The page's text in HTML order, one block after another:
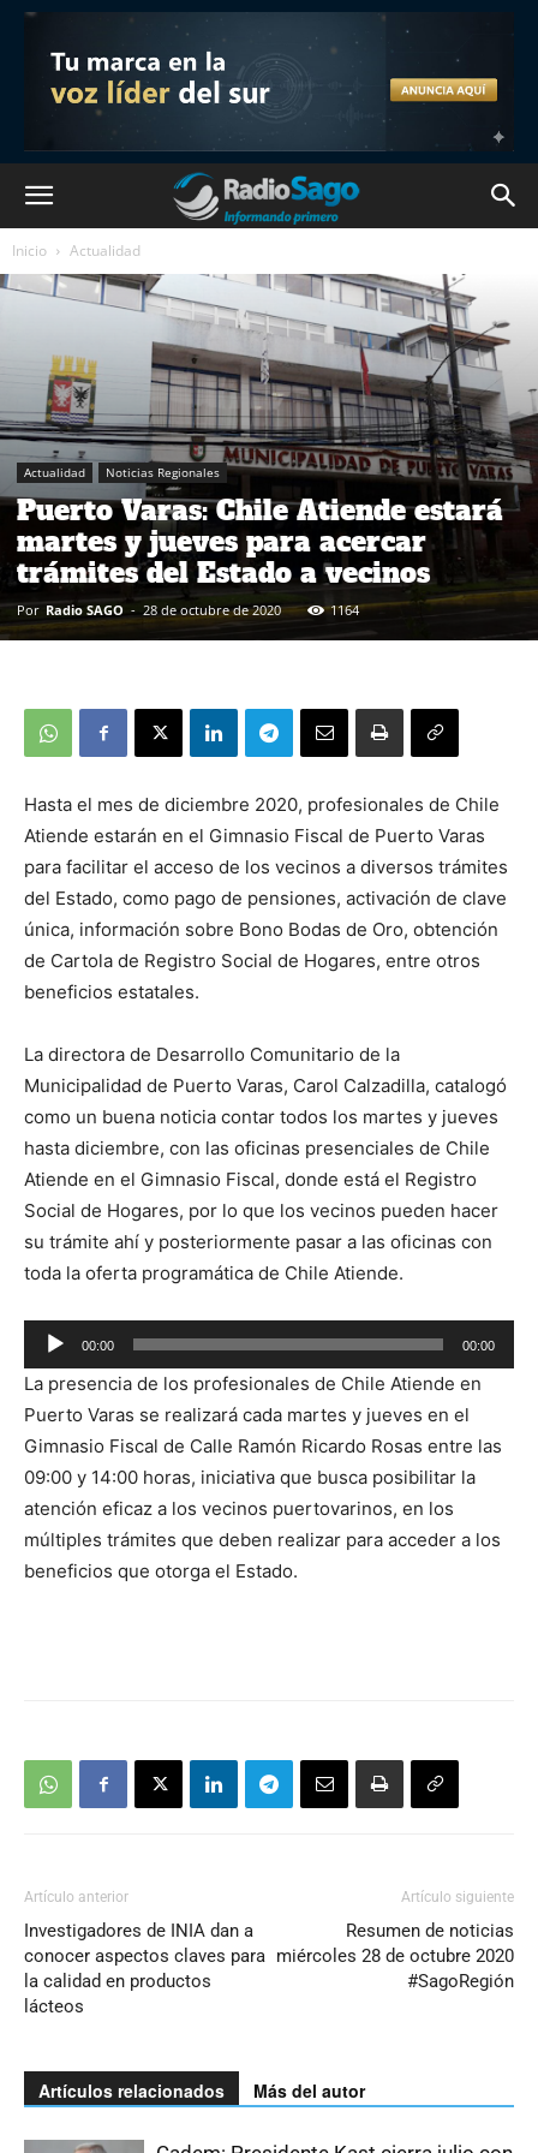
Inicio Actualidad
Actualidad Noticias Regionales
Puerto Varas: Chile Atiende estará
martes y jueves para acercar
trámites del Estado a vecinos
Por Radio SAGO - 28 de octubre de 2020 1164
Hasta el mes de diciembre 2020, profesionales de Chile
Atiende estarán en el Gimnasio Fiscal de Puerto Varas
para facilitar el acceso de los vecinos a diversos trámites
del Estado, como pago de pensiones, activación de clave
única, información sobre Bono Bodas de Oro, obtención
de Cartola de Registro Social de Hogares, entre otros
beneficios estatales.
La directora de Desarrollo Comunitario de la
Municipalidad de Puerto Varas, Carol Calzadilla, catalogó
como un buena noticia contar todos los martes y jueves
hasta diciembre, con las oficinas presenciales de Chile
Atiende en el Gimnasio Fiscal, donde está el Registro
Social de Hogares, por lo que los vecinos pueden hacer
su trámite ahí y posteriormente pasar a las oficinas con
toda la oferta programática de Chile Atiende.
Reproductor
de
audio
00:00 00:00
La presencia de los profesionales de Chile Atiende en
Puerto Varas se realizará cada martes y jueves en el
Gimnasio Fiscal de Calle Ramón Ricardo Rosas entre las
09:00 y 14:00 horas, iniciativa que busca posibilitar la
atención eficaz a los vecinos puertovarinos, en los
múltiples trámites que deben realizar para acceder a los
beneficios que otorga el Estado.
Artículo anterior
Investigadores de INIA dan a
conocer aspectos claves para
la calidad en productos
lácteos
Artículo siguiente
Resumen de noticias
miércoles 28 de octubre 2020
#SagoRegión
Artículos relacionados Más del autor